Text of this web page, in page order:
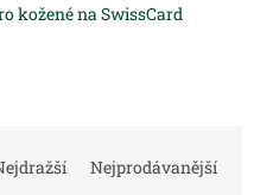
kožené na SwissCard
Nejprodávanější